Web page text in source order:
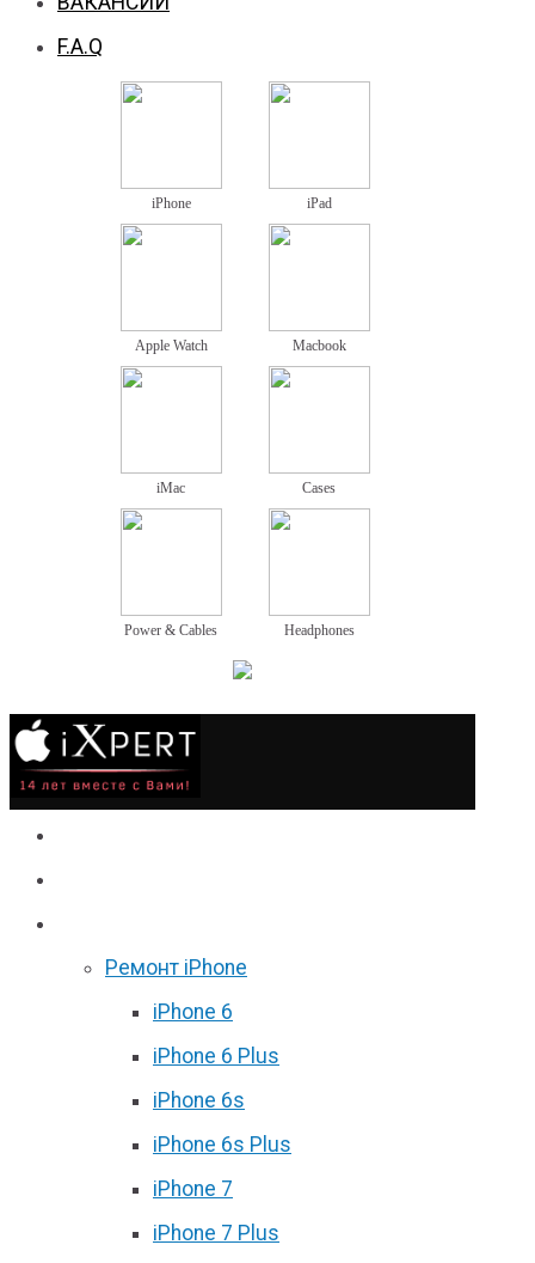
F.A.Q
iPhone iPad
Apple Watch Macbook
iMac Cases
Power & Cables Headphones
Ремонт iPhone
iPhone 6
iPhone 6 Plus
iPhone 6s
iPhone 6s Plus
iPhone 7
iPhone 7 Plus